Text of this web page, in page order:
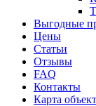
Выгодные
Цены
Статьи
Отзывы
FAQ
Контакты
Карта